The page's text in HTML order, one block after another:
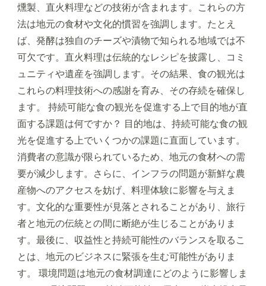
燻製、直火料理などの技術が含まれます。これらの方
法は地元の食材や文化的慣習を強調します。たとえ
ば、発酵は独自のチーズや漬物で知られる地域では不
可欠です。直火料理は伝統的なレシピを披露し、コミ
ュニティや遺産を強調します。その結果、食の観光は
これらの料理技術への感謝を育み、その存続を確保し
ます。 持続可能な食の観光を促進する上で目的地が直
面する課題は何ですか？ 目的地は、持続可能な食の観
光を促進する上でいくつかの課題に直面しています。
消費者の意識が限られているため、地元の食材への需
要が減少します。さらに、インフラの問題が新鮮な農
産物へのアクセスを妨げ、料理体験に影響を与えま
す。文化的な重要性が見落とされることがあり、旅行
者と地元の伝統との間に断絶が生じることがありま
す。最後に、収益性と持続可能性のバランスを取るこ
とは、地元のビジネスに緊張を生む可能性がありま
す。 環境問題は地元の食材調達にどのように影響しま